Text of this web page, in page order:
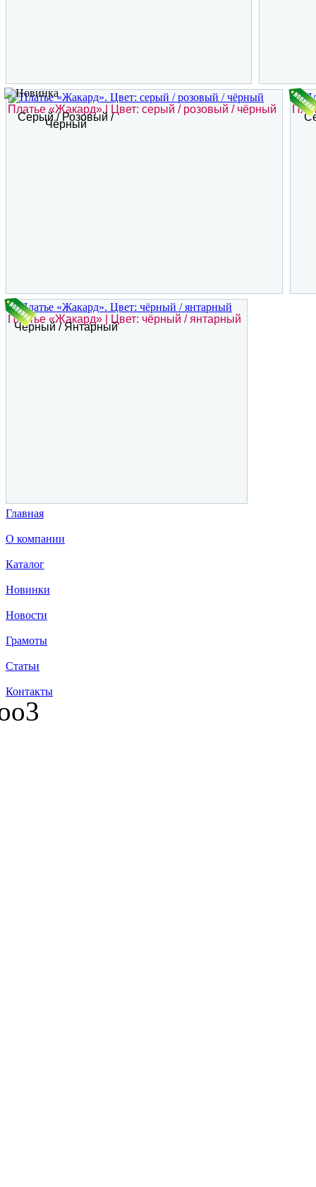
Платье «Жакард» | Цвет: серый / розовый / чёрный
Серый / Розовый /
Чёрный
Платье «Жакард» | Цвет: чёрный / янтарный
Чёрный / Янтарный
Главная
О компании
Каталог
Новинки
Новости
Грамоты
Статьи
Контакты